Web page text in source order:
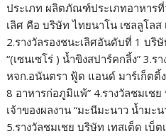
ประเภท ผลิตภัณฑ์ประเภทอาหารที่
เลิศ คือ บริษัท ไทยนาโน เซลลูโลส
2.รางวัลรองชนะเลิศอันดับที่ 1 บริ
“(เซนเซโร่ ) น้ำขิงสปาร์คกลิ้ง” 3.
หจก.อนันตรา ฟู้ด แอนด์ มาร์เก็ตติ้
8 อาหารก่อภูมิแพ้” 4.รางวัลชมเช
เจ้าของผลงาน “มะนีมะนาว นํ้ามะ
5.รางวัลชมเชย บริษัท เทสเต็ด เบ็